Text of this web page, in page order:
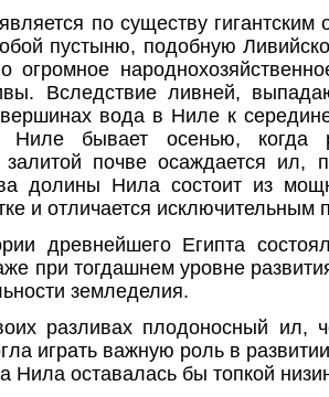
по существу
пустыню, подобную
огромное
Вследствие ливней,
вода в Ниле к
бывает осенью, когда
залитой почве осаждается
долины Нила состоит из
и отличается исключительным
древнейшего Египта
при тогдашнем уровне
земледелия.
разливах плодоносный ил,
играть важную роль в
Нила оставалась бы топкой